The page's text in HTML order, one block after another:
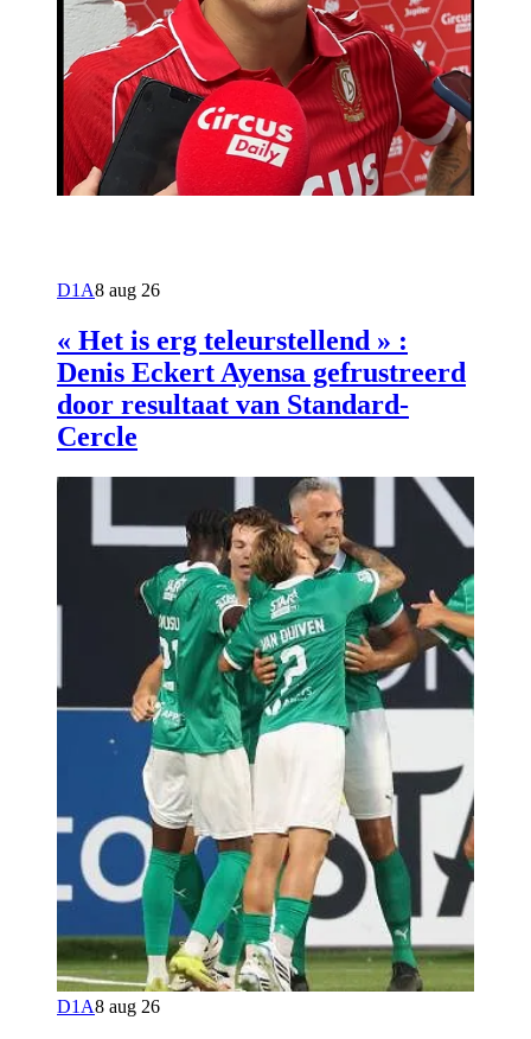
D1A8 aug 26
« Het is erg teleurstellend » :
Denis Eckert Ayensa gefrustreerd
door resultaat van Standard-
Cercle
D1A8 aug 26